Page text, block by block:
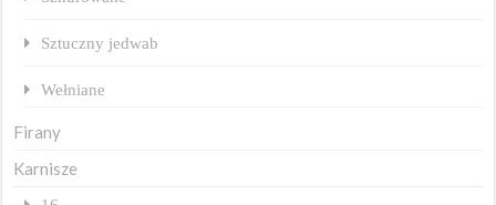
Sztuczny jedwab
Wełniane
Firany
Karnisze